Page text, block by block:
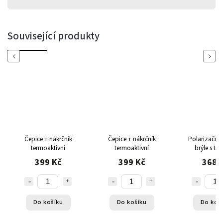
Související produkty
Previous
Čepice + nákrčník
termoaktivní
399 Kč
Do košíku
Čepice + nákrčník
termoaktivní
399 Kč
Do košíku
Polarizační
brýle s
pro muže
368
Do
Next